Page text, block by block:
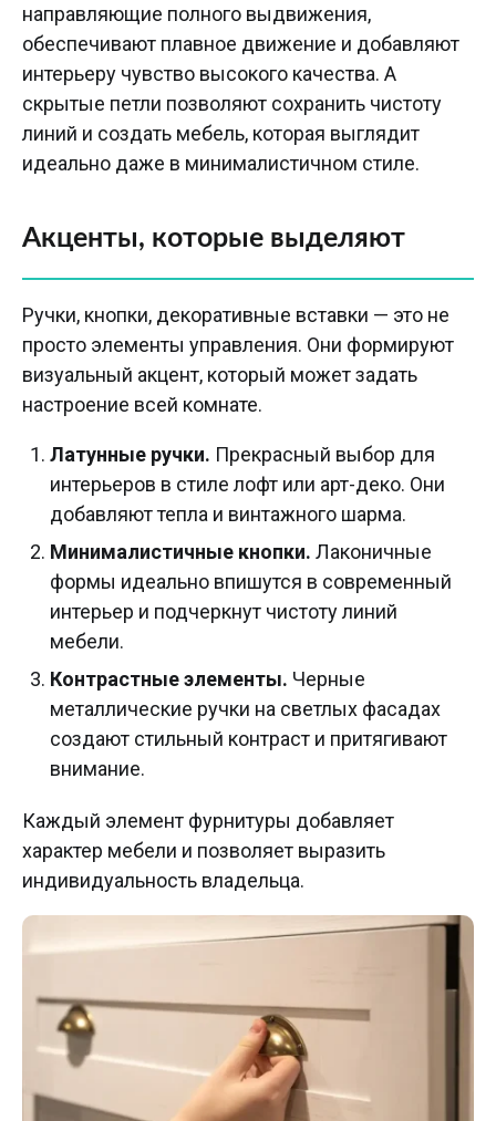
направляющие полного выдвижения,
обеспечивают плавное движение и добавляют
интерьеру чувство высокого качества. А
скрытые петли позволяют сохранить чистоту
линий и создать мебель, которая выглядит
идеально даже в минималистичном стиле.
Акценты, которые выделяют
Ручки, кнопки, декоративные вставки — это не
просто элементы управления. Они формируют
визуальный акцент, который может задать
настроение всей комнате.
Латунные ручки. Прекрасный выбор для
интерьеров в стиле лофт или арт-деко. Они
добавляют тепла и винтажного шарма.
Минималистичные кнопки. Лаконичные
формы идеально впишутся в современный
интерьер и подчеркнут чистоту линий
мебели.
Контрастные элементы. Черные
металлические ручки на светлых фасадах
создают стильный контраст и притягивают
внимание.
Каждый элемент фурнитуры добавляет
характер мебели и позволяет выразить
индивидуальность владельца.